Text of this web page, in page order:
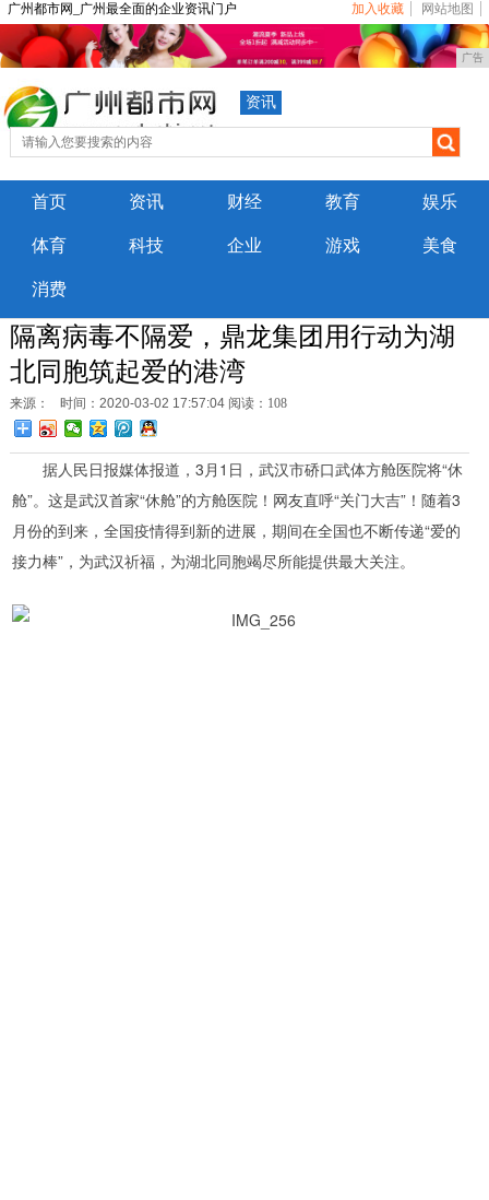
广州都市网_广州最全面的企业资讯门户 加入收藏 网站地图
广告
资讯
首页 资讯 财经 教育 娱乐
体育 科技 企业 游戏 美食
消费
隔离病毒不隔爱，鼎龙集团用行动为湖
北同胞筑起爱的港湾
来源： 时间：2020-03-02 17:57:04 阅读：108
据人民日报媒体报道，3月1日，武汉市硚口武体方舱医院将“休
舱”。这是武汉首家“休舱”的方舱医院！网友直呼“关门大吉”！随着3
月份的到来，全国疫情得到新的进展，期间在全国也不断传递“爱的
接力棒”，为武汉祈福，为湖北同胞竭尽所能提供最大关注。